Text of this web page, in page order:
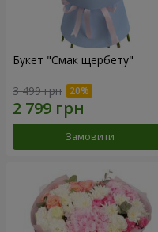
Букет "Смак щербету"
3 499 грн
Замовити